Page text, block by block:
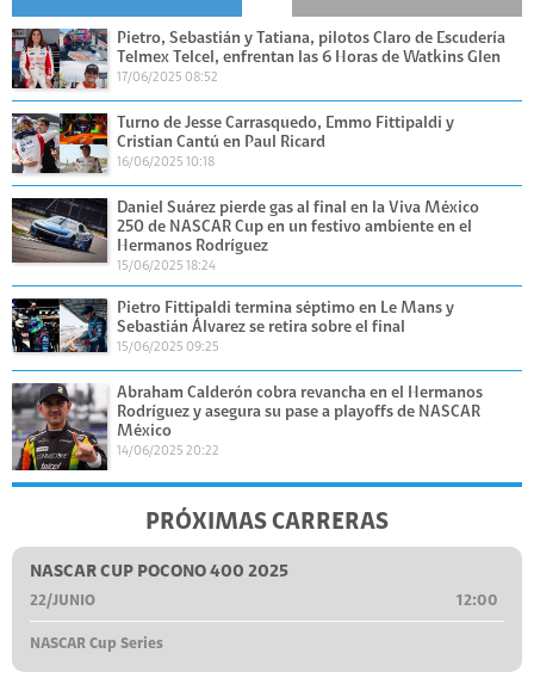
Pietro, Sebastián y Tatiana, pilotos Claro de Escudería
Telmex Telcel, enfrentan las 6 Horas de Watkins Glen
17/06/2025 08:52
Turno de Jesse Carrasquedo, Emmo Fittipaldi y
Cristian Cantú en Paul Ricard
16/06/2025 10:18
Daniel Suárez pierde gas al final en la Viva México
250 de NASCAR Cup en un festivo ambiente en el
Hermanos Rodríguez
15/06/2025 18:24
Pietro Fittipaldi termina séptimo en Le Mans y
Sebastián Álvarez se retira sobre el final
15/06/2025 09:25
Abraham Calderón cobra revancha en el Hermanos
Rodríguez y asegura su pase a playoffs de NASCAR
México
14/06/2025 20:22
PRÓXIMAS CARRERAS
NASCAR CUP POCONO 400 2025
22/JUNIO 12:00
NASCAR Cup Series